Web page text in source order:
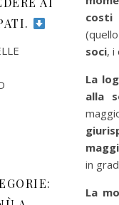
costi
soci, i
La
alla
in
La